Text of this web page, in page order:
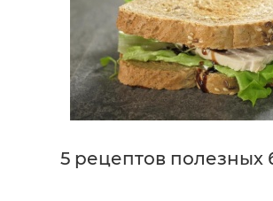
5 рецептов полезных